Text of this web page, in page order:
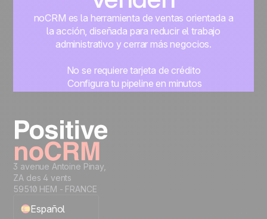
noCRM es la herramienta de ventas orientada a
la acción, diseñada para reducir el trabajo
administrativo y cerrar más negocios.
No se requiere tarjeta de crédito
Configura tu pipeline en minutos
3 avenue Antoine Pinay,
ZA des 4 vents
59510 HEM - FRANCE
Español